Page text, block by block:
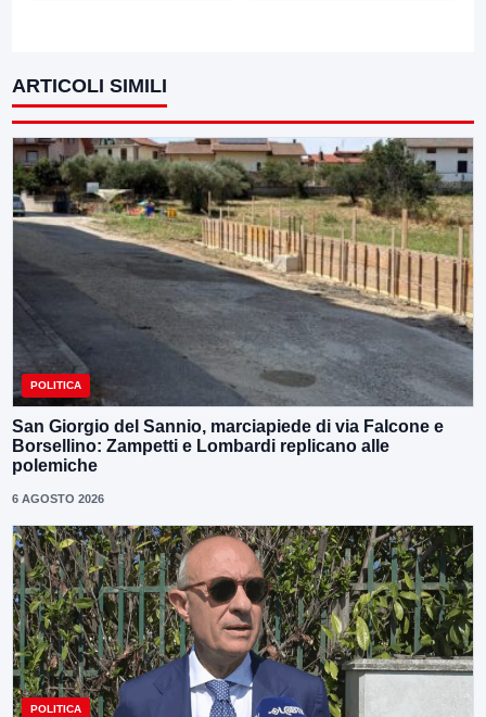
ARTICOLI SIMILI
POLITICA
San Giorgio del Sannio, marciapiede di via Falcone e
Borsellino: Zampetti e Lombardi replicano alle
polemiche
6 AGOSTO 2026
POLITICA